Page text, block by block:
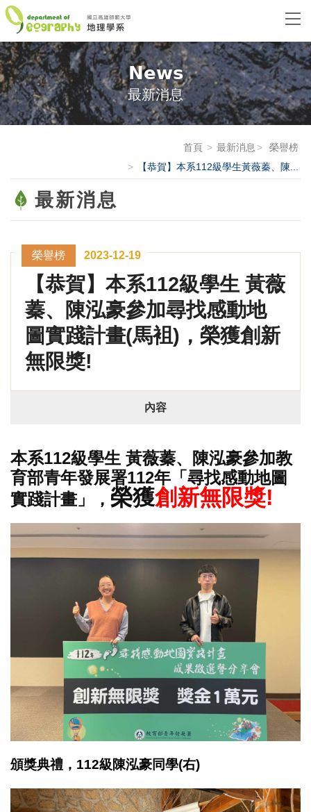
News
最新消息
首頁 最新消息
榮譽榜
【恭賀】本系112級學生黃薇蓁、陳...
最新消息
榮譽榜 2023-12-19
【恭賀】本系112級學生 黃薇
蓁、陳泓豪參加尋找感動地
圖實踐計畫(馬袓)，榮獲創新
無限獎!
內容
本系112級學生 黃薇蓁、陳泓豪參加教
育部青年發展署112年「尋找感動地圖
實踐計畫」， 榮獲創新無限獎!
頒獎典禮，112級陳泓豪同學(右)